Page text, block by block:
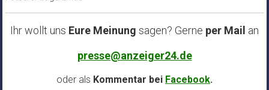
Ihr wollt uns Eure Meinung sagen? Gerne per Mail an
presse@anzeiger24.de
oder als Kommentar bei Facebook.